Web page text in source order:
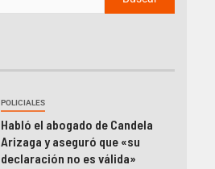
POLICIALES
Habló el abogado de Candela
Arizaga y aseguró que «su
declaración no es válida»